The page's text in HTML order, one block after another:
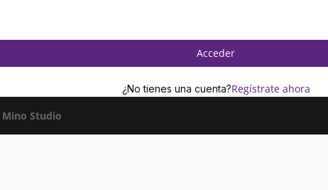
Acceder
¿No tienes una cuenta?Regístrate ahora
Mino Studio